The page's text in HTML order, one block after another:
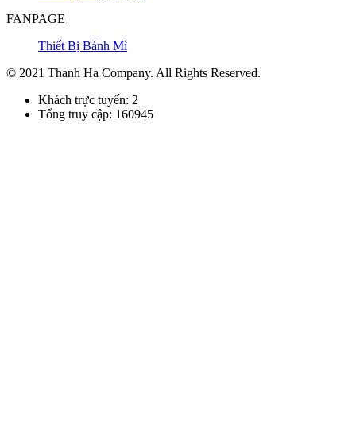
FANPAGE
Thiết Bị Bánh Mì
© 2021 Thanh Ha Company. All Rights Reserved.
Khách trực tuyến: 2
Tổng truy cập: 160945